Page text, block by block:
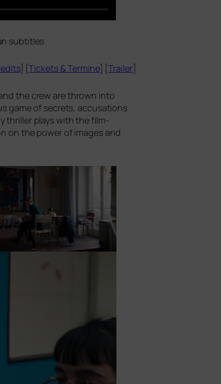
subtitles.
] [Tickets &Termine] [Trailer]
the crew are thrown into
game of secrets, accu­sa­ti­ons
thril­ler plays with the film-
on the power of images and